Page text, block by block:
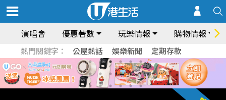
演唱會 優惠著數 玩樂情報 購物情報
熱門關鍵字： 公屋熱話 娛樂新聞 定期存款